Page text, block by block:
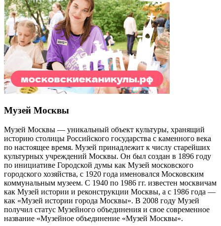
Музей Москвы
Музей Москвы — уникальный объект культуры, хранящий
историю столицы Российского государства с каменного века
по настоящее время. Музей принадлежит к числу старейших
культурных учреждений Москвы. Он был создан в 1896 году
по инициативе Городской думы как Музей московского
городского хозяйства, с 1920 года именовался Московским
коммунальным музеем. С 1940 по 1986 гг. известен москвичам
как Музей истории и реконструкции Москвы, а с 1986 года —
как «Музей истории города Москвы». В 2008 году Музей
получил статус Музейного объединения и свое современное
название «Музейное объединение «Музей Москвы».